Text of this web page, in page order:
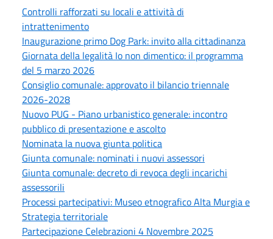
Controlli rafforzati su locali e attività di
intrattenimento
Inaugurazione primo Dog Park: invito alla cittadinanza
Giornata della legalità Io non dimentico: il programma
del 5 marzo 2026
Consiglio comunale: approvato il bilancio triennale
2026-2028
Nuovo PUG - Piano urbanistico generale: incontro
pubblico di presentazione e ascolto
Nominata la nuova giunta politica
Giunta comunale: nominati i nuovi assessori
Giunta comunale: decreto di revoca degli incarichi
assessorili
Processi partecipativi: Museo etnografico Alta Murgia e
Strategia territoriale
Partecipazione Celebrazioni 4 Novembre 2025